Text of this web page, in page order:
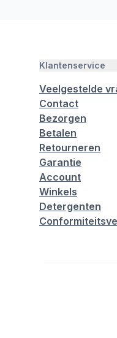
Klantenservice
Veelgestelde
Contact
Bezorgen
Betalen
Retourneren
Garantie
Account
Winkels
Detergenten